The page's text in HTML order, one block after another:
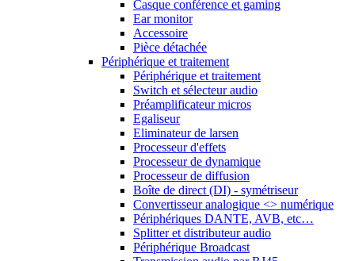
Casque conférence et gaming
Ear monitor
Accessoire
Pièce détachée
Périphérique et traitement
Périphérique et traitement
Switch et sélecteur audio
Préamplificateur micros
Egaliseur
Eliminateur de larsen
Processeur d'effets
Processeur de dynamique
Processeur de diffusion
Boîte de direct (DI) - symétriseur
Convertisseur analogique <> numérique
Périphériques DANTE, AVB, etc…
Splitter et distributeur audio
Périphérique Broadcast